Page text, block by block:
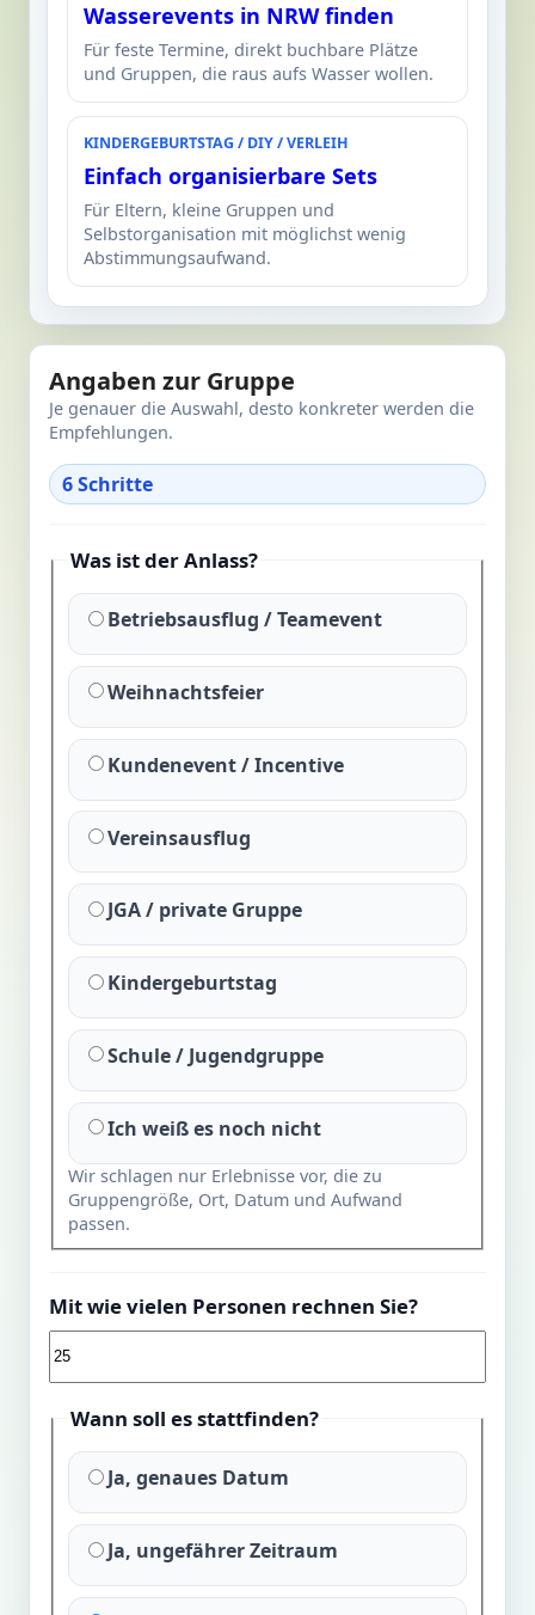
Wasserevents in NRW finden
Für feste Termine, direkt buchbare Plätze
und Gruppen, die raus aufs Wasser wollen.
KINDERGEBURTSTAG / DIY / VERLEIH
Einfach organisierbare Sets
Für Eltern, kleine Gruppen und
Selbstorganisation mit möglichst wenig
Abstimmungsaufwand.
Angaben zur Gruppe
Je genauer die Auswahl, desto konkreter werden die
Empfehlungen.
6 Schritte
Was ist der Anlass?
Betriebsausflug / Teamevent
Weihnachtsfeier
Kundenevent / Incentive
Vereinsausflug
JGA / private Gruppe
Kindergeburtstag
Schule / Jugendgruppe
Ich weiß es noch nicht
Wir schlagen nur Erlebnisse vor, die zu
Gruppengröße, Ort, Datum und Aufwand
passen.
Mit wie vielen Personen rechnen Sie?
Wann soll es stattfinden?
Ja, genaues Datum
Ja, ungefährer Zeitraum